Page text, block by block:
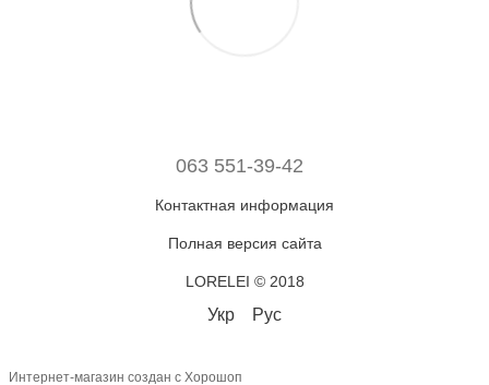
063 551-39-42
Контактная информация
Полная версия сайта
LORELEI © 2018
Укр Рус
Интернет-магазин создан с Хорошоп